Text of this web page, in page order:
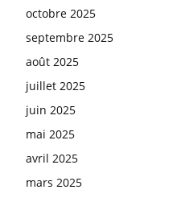
octobre 2025
septembre 2025
août 2025
juillet 2025
juin 2025
mai 2025
avril 2025
mars 2025